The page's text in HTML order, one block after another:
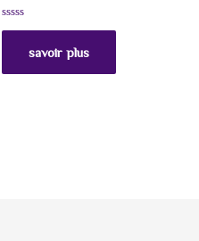
Avaliação
savoir plus